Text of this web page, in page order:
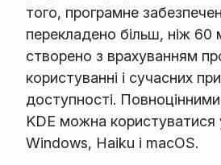
того, програмне
перекладено більш, ніж 60
створено з врахуванням
користуванні і сучасних
доступності.
KDE можна користуватися
Windows, Haiku і macOS.